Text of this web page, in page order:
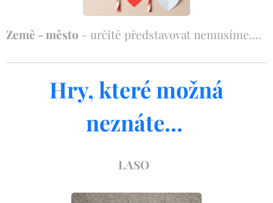
Země - město - určitě představovat nemusíme....
Hry, které možná
neznáte...
LASO